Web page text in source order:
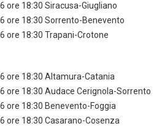
ore 18:30 Siracusa-Giugliano
ore 18:30 Sorrento-Benevento
ore 18:30 Trapani-Crotone
ore 18:30 Altamura-Catania
ore 18:30 Audace Cerignola-Sorrento
ore 18:30 Benevento-Foggia
ore 18:30 Casarano-Cosenza